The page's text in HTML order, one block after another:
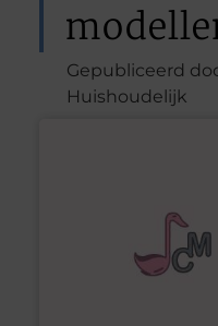
Gepubliceerd
Huishoudelijk